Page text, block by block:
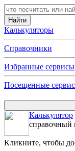
Калькуляторы
Справочники
Избранные сервисы
Посещенные
Калькулятор
справочный
Кликните, чтобы